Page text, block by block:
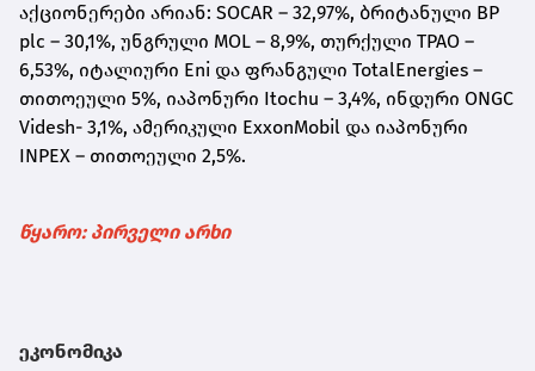
აქციონერები არიან: SOCAR – 32,97%, ბრიტანული BP
plc – 30,1%, უნგრული MOL – 8,9%, თურქული TPAO –
6,53%, იტალიური Eni და ფრანგული TotalEnergies –
თითოეული 5%, იაპონური Itochu – 3,4%, ინდური ONGC
Videsh- 3,1%, ამერიკული ExxonMobil და იაპონური
INPEX – თითოეული 2,5%.
წყარო: პირველი არხი
ეკონომიკა